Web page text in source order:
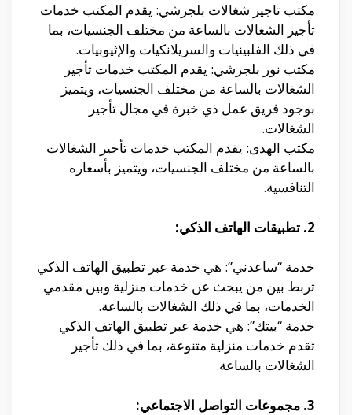
مكتب تاجير شغالات بلجرشي: يقدم المكتب خدمات
تأجير الشغالات بالساعة من مختلف الجنسيات، بما
في ذلك الفلبينيات والسريلانكيات والإثيوبيات.
مكتب نور بلجرشي: يقدم المكتب خدمات تأجير
الشغالات بالساعة من مختلف الجنسيات، ويتميز
بوجود فريق عمل ذي خبرة في مجال تأجير
الشغالات.
مكتب الهدى: يقدم المكتب خدمات تأجير الشغالات
بالساعة من مختلف الجنسيات، ويتميز بأسعاره
التنافسية.
2. تطبيقات الهاتف الذكي:
خدمة “ساعدني”: هي خدمة عبر تطبيق الهاتف الذكي
تربط بين من يبحث عن خدمات منزلية وبين مقدمي
الخدمات، بما في ذلك الشغالات بالساعة.
خدمة “بيتك”: هي خدمة عبر تطبيق الهاتف الذكي
تقدم خدمات منزلية متنوعة، بما في ذلك تأجير
الشغالات بالساعة.
3. مجموعات التواصل الاجتماعي: